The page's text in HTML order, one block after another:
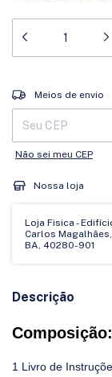
Entregas para o CEP:
Meios de envio
Não sei meu CEP
Nossa loja
Loja Fisica -
Carlos
BA, 40280-901
Descrição
Composição:
1 Livro de